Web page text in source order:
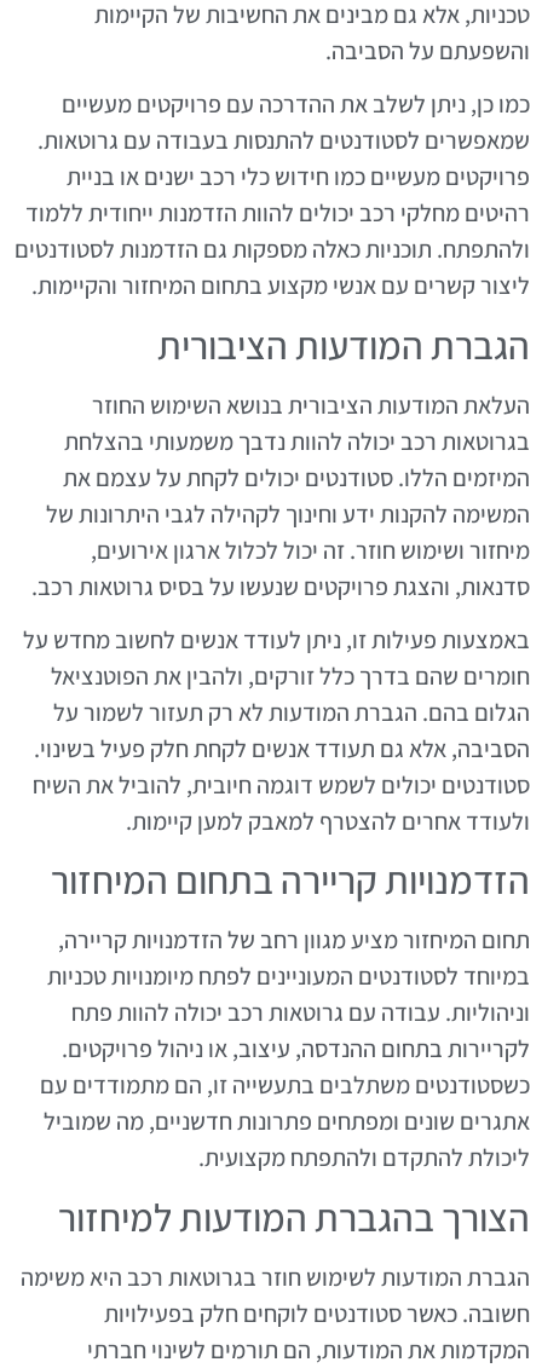
טכניות, אלא גם מבינים את החשיבות של הקיימות
והשפעתם על הסביבה.
כמו כן, ניתן לשלב את ההדרכה עם פרויקטים מעשיים
שמאפשרים לסטודנטים להתנסות בעבודה עם גרוטאות.
פרויקטים מעשיים כמו חידוש כלי רכב ישנים או בניית
רהיטים מחלקי רכב יכולים להוות הזדמנות ייחודית ללמוד
ולהתפתח. תוכניות כאלה מספקות גם הזדמנות לסטודנטים
ליצור קשרים עם אנשי מקצוע בתחום המיחזור והקיימות.
הגברת המודעות הציבורית
העלאת המודעות הציבורית בנושא השימוש החוזר
בגרוטאות רכב יכולה להוות נדבך משמעותי בהצלחת
המיזמים הללו. סטודנטים יכולים לקחת על עצמם את
המשימה להקנות ידע וחינוך לקהילה לגבי היתרונות של
מיחזור ושימוש חוזר. זה יכול לכלול ארגון אירועים,
סדנאות, והצגת פרויקטים שנעשו על בסיס גרוטאות רכב.
באמצעות פעילות זו, ניתן לעודד אנשים לחשוב מחדש על
חומרים שהם בדרך כלל זורקים, ולהבין את הפוטנציאל
הגלום בהם. הגברת המודעות לא רק תעזור לשמור על
הסביבה, אלא גם תעודד אנשים לקחת חלק פעיל בשינוי.
סטודנטים יכולים לשמש דוגמה חיובית, להוביל את השיח
ולעודד אחרים להצטרף למאבק למען קיימות.
הזדמנויות קריירה בתחום המיחזור
תחום המיחזור מציע מגוון רחב של הזדמנויות קריירה,
במיוחד לסטודנטים המעוניינים לפתח מיומנויות טכניות
וניהוליות. עבודה עם גרוטאות רכב יכולה להוות פתח
לקריירות בתחום ההנדסה, עיצוב, או ניהול פרויקטים.
כשסטודנטים משתלבים בתעשייה זו, הם מתמודדים עם
אתגרים שונים ומפתחים פתרונות חדשניים, מה שמוביל
ליכולת להתקדם ולהתפתח מקצועית.
הצורך בהגברת המודעות למיחזור
הגברת המודעות לשימוש חוזר בגרוטאות רכב היא משימה
חשובה. כאשר סטודנטים לוקחים חלק בפעילויות
המקדמות את המודעות, הם תורמים לשינוי חברתי